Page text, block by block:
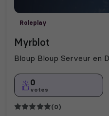
Roleplay
Myrblot
Bloup Bloup Serveur en
0
votes
(0)